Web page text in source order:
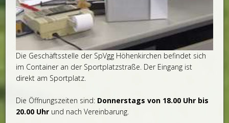
Die Geschäftsstelle der SpVgg Höhenkirchen befindet sich
im Container an der Sportplatzstraße. Der Eingang ist
direkt am Sportplatz.
Die Öffnungszeiten sind: Donnerstags von 18.00 Uhr bis
20.00 Uhr und nach Vereinbarung.